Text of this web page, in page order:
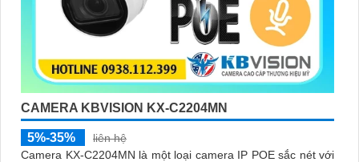
CAMERA KBVISION KX-C2204MN
5%-35%
liên hệ
Camera KX-C2204MN là một loại camera IP POE sắc nét với